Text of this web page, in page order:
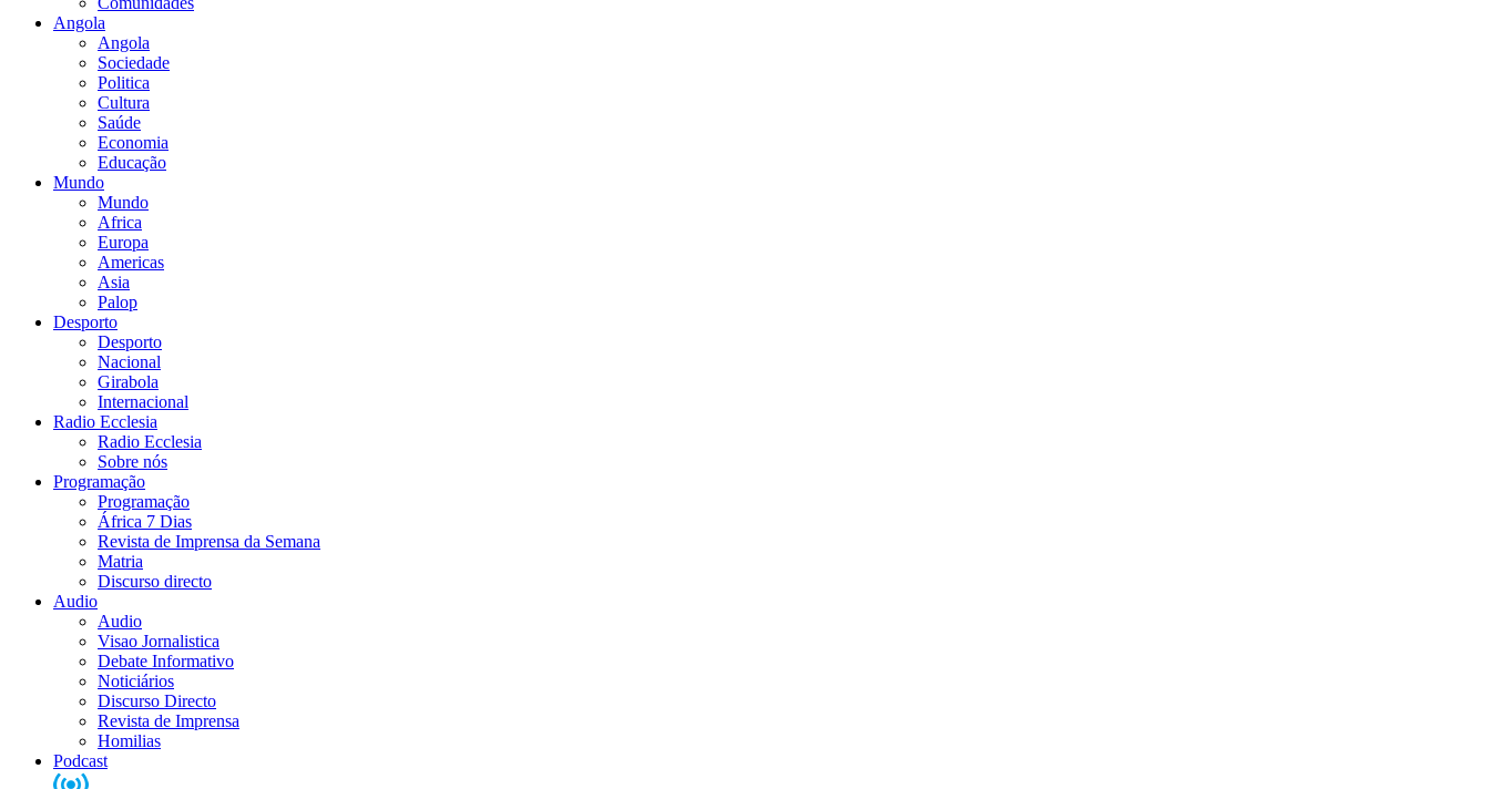
Angola
Angola
Sociedade
Politica
Cultura
Saúde
Economia
Educação
Mundo
Mundo
Africa
Europa
Americas
Asia
Palop
Desporto
Desporto
Nacional
Girabola
Internacional
Radio Ecclesia
Radio Ecclesia
Sobre nós
Programação
Programação
África 7 Dias
Revista de Imprensa da Semana
Matria
Discurso directo
Audio
Audio
Visao Jornalistica
Debate Informativo
Noticiários
Discurso Directo
Revista de Imprensa
Homilias
Podcast